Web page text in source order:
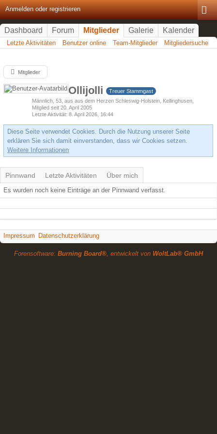
Anmelden oder registrieren
Dashboard Forum Mitglieder Galerie Kalender
Letzte Aktivitäten Benutzer online Team-Mitglieder Mitgliedersuche
Mitglieder
Ollijolli
Treuer Stammgast
Männlich 53 aus aus dem Herzen Schleswig-Holstein, Kellinghusen
Mitglied seit 20. April 2005
Letzte Aktivität 8. April 2026, 16:44
Diese Seite verwendet Cookies. Durch die Nutzung unserer Seite
erklären Sie sich damit einverstanden, dass wir Cookies setzen.
Weitere Informationen
Pinnwand Letzte Aktivitäten Über mich
Es wurden noch keine Einträge an der Pinnwand verfasst.
Impressum Datenschutzerklärung
Forensoftware: Burning Board®, entwickelt von WoltLab® GmbH